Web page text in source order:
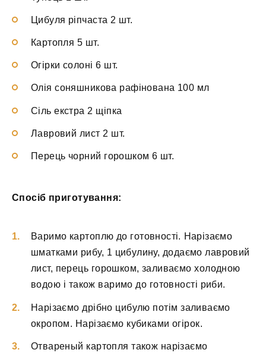
Цибуля ріпчаста 2 шт.
Картопля 5 шт.
Огірки солоні 6 шт.
Олія соняшникова рафінована 100 мл
Сіль екстра 2 щіпка
Лавровий лист 2 шт.
Перець чорний горошком 6 шт.
Спосіб приготування:
Варимо картоплю до готовності. Нарізаємо
шматками рибу, 1 цибулину, додаємо лавровий
лист, перець горошком, заливаємо холодною
водою і також варимо до готовності риби.
Нарізаємо дрібно цибулю потім заливаємо
окропом. Нарізаємо кубиками огірок.
Отвареный картопля також нарізаємо